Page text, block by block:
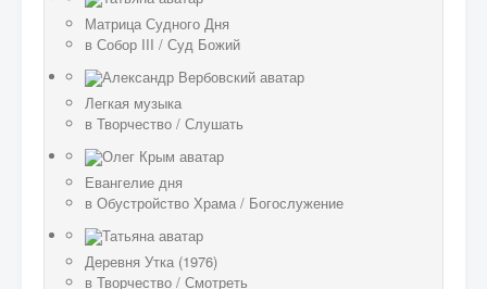
Матрица Судного Дня
в Собор III / Суд Божий
Легкая музыка
в Творчество / Слушать
Евангелие дня
в Обустройство Храма / Богослужение
Деревня Утка (1976)
в Творчество / Смотреть